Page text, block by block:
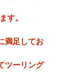
す。
満足してお
ツーリング